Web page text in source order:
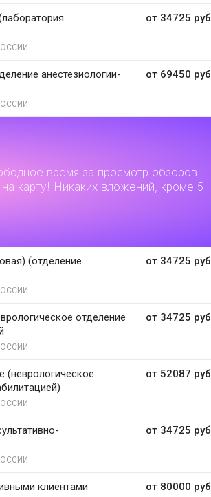
от 34725 руб
от 69450 руб
анестезиологии-
время за просмотр обзоров
карту! Никаких вложений, кроме 5
от 34725 руб
(отделение
от 34725 руб
отделение
от 52087 руб
(неврологическое
от 34725 руб
от 80000 руб
клиентами